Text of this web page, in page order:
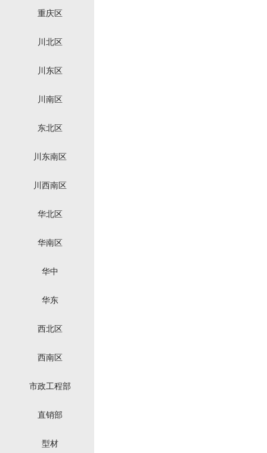
重庆区
川北区
川东区
川南区
东北区
川东南区
川西南区
华北区
华南区
华中
华东
西北区
西南区
市政工程部
直销部
型材